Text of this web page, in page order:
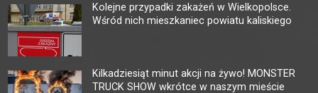
Kolejne przypadki zakażeń w Wielkopolsce.
Wśród nich mieszkaniec powiatu kaliskiego
Kilkadziesiąt minut akcji na żywo! MONSTER
TRUCK SHOW wkrótce w naszym mieście